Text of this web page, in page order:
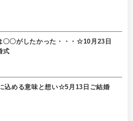
〇〇がしたかった・・・☆10月23日
式
込める意味と想い☆5月13日ご結婚